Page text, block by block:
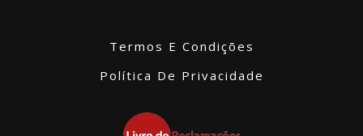
Termos E Condições
Política De Privacidade